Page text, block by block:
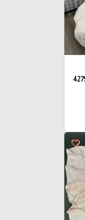
favorite_border